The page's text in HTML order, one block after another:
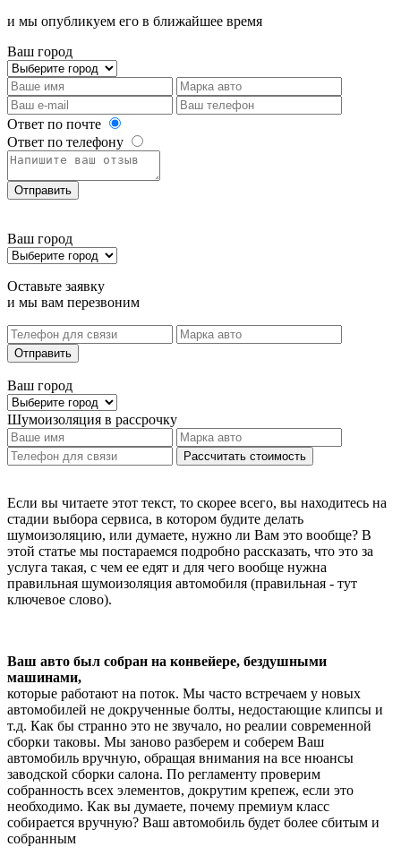
и мы опубликуем его в ближайшее время
Ваш город
Ответ по почте
Ответ по телефону
Отправить
Ваш город
Оставьте заявку
и мы вам перезвоним
Отправить
Ваш город
Шумоизоляция в рассрочку
Рассчитать стоимость
Если вы читаете этот текст, то скорее всего, вы находитесь на
стадии выбора сервиса, в котором будите делать
шумоизоляцию, или думаете, нужно ли Вам это вообще? В
этой статье мы постараемся подробно рассказать, что это за
услуга такая, с чем ее едят и для чего вообще нужна
правильная шумоизоляция автомобиля (правильная - тут
ключевое слово).
Ваш авто был собран на конвейере, бездушными
машинами,
которые работают на поток. Мы часто встречаем у новых
автомобилей не докрученные болты, недостающие клипсы и
т.д. Как бы странно это не звучало, но реалии современной
сборки таковы. Мы заново разберем и соберем Ваш
автомобиль вручную, обращая внимания на все нюансы
заводской сборки салона. По регламенту проверим
собранность всех элементов, докрутим крепеж, если это
необходимо. Как вы думаете, почему премиум класс
собирается вручную? Ваш автомобиль будет более сбитым и
собранным